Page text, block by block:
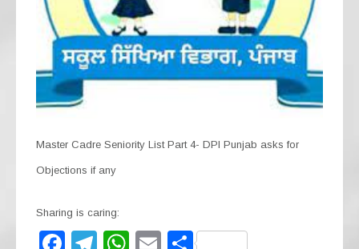
Master Cadre Seniority List Part 4- DPI Punjab asks for
Objections if any
Sharing is caring:
F
T
W E S